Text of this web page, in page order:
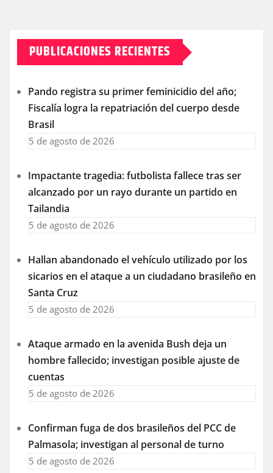
PUBLICACIONES RECIENTES
Pando registra su primer feminicidio del año;
Fiscalía logra la repatriación del cuerpo desde
Brasil
5 de agosto de 2026
Impactante tragedia: futbolista fallece tras ser
alcanzado por un rayo durante un partido en
Tailandia
5 de agosto de 2026
Hallan abandonado el vehículo utilizado por los
sicarios en el ataque a un ciudadano brasileño en
Santa Cruz
5 de agosto de 2026
Ataque armado en la avenida Bush deja un
hombre fallecido; investigan posible ajuste de
cuentas
5 de agosto de 2026
Confirman fuga de dos brasileños del PCC de
Palmasola; investigan al personal de turno
5 de agosto de 2026